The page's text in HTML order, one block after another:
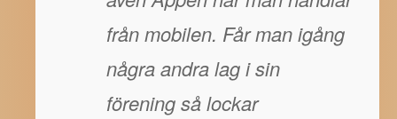
från mobilen. Får man igång
några andra lag i sin
förening så lockar